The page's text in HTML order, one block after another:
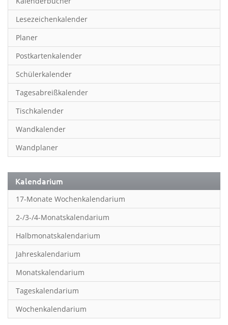
Fußball
Geburtstagskalender
Hobby & Basteln
Humor & Cartoon
Inpiration & Entspannung
Inspiration & Entspannung
Inspiration & Spiritualität
Kinderkalender
Kunst
Länder & Städte
Landschaft & Natur
Lifestyle
Literatur
Manga & Animé
Neutrale Kalender
Partner- & Wandplaner
Planung & Organisation
Lesezeichenkalender
Planer
Postkartenkalender
Schülerkalender
Tagesabreißkalender
Tischkalender
Wandkalender
Wandplaner
Kalendarium
17-Monate Wochenkalendarium
2-/3-/4-Monatskalendarium
Halbmonatskalendarium
Jahreskalendarium
Monatskalendarium
Tageskalendarium
Wochenkalendarium